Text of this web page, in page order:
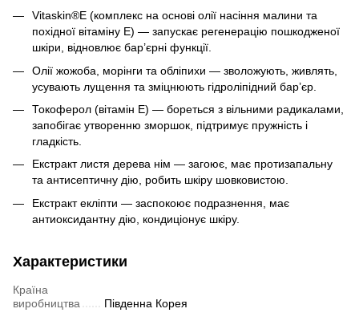
Vitaskin®E (комплекс на основі олії насіння малини та
похідної вітаміну Е) — запускає регенерацію пошкодженої
шкіри, відновлює бар’єрні функції.
Олії жожоба, морінги та обліпихи — зволожують, живлять,
усувають лущення та зміцнюють гідроліпідний бар’єр.
Токоферол (вітамін Е) — бореться з вільними радикалами,
запобігає утворенню зморшок, підтримує пружність і
гладкість.
Екстракт листя дерева нім — загоює, має протизапальну
та антисептичну дію, робить шкіру шовковистою.
Екстракт екліпти — заспокоює подразнення, має
антиоксидантну дію, кондиціонує шкіру.
Характеристики
Країна
виробництва
Південна Корея